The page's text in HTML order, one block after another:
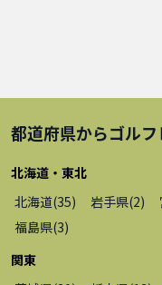
都道府県からゴル
北海道・東北
北海道(35) 岩手県(2)
福島県(3)
関東